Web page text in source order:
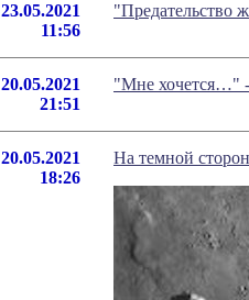
23.05.2021
11:56
"Предательство
20.05.2021
21:51
"Мне хочется…" -
20.05.2021
18:26
На темной